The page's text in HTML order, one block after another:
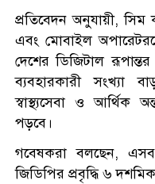
প্রতিবেদন অনুযায়ী,
এবং মোবাইল
দেশের ডিজিটাল
ব্যবহারকারী সংখ্যা
স্বাস্থ্যসেবা ও আর্থিক
পড়বে।
গবেষকরা বলছেন, এসব
জিডিপির প্রবৃদ্ধি ৬